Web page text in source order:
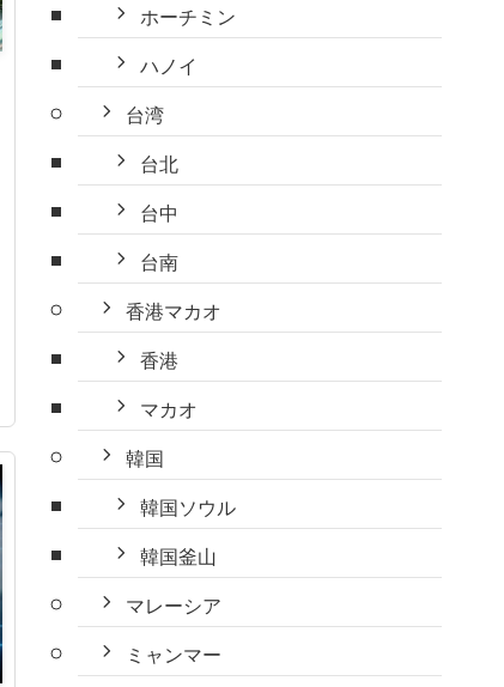
ホーチミン
ハノイ
台湾
台北
台中
台南
香港マカオ
香港
マカオ
韓国
韓国ソウル
韓国釜山
マレーシア
ミャンマー